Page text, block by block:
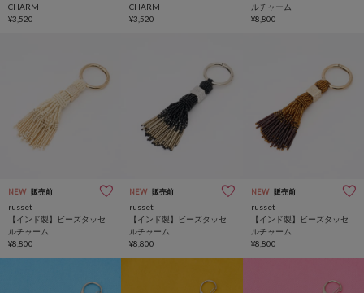
CHARM
¥3,520
CHARM
¥3,520
ルチャーム
¥8,800
NEW 販売前
russet
【インド製】ビーズタッセ
ルチャーム
¥8,800
NEW 販売前
russet
【インド製】ビーズタッセ
ルチャーム
¥8,800
NEW 販売前
russet
【インド製】ビーズタッセ
ルチャーム
¥8,800